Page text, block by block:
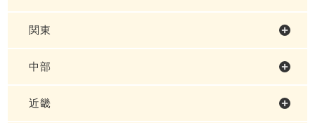
関東
中部
近畿